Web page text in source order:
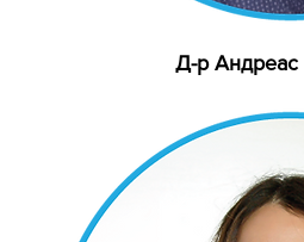
Д-р Андреас